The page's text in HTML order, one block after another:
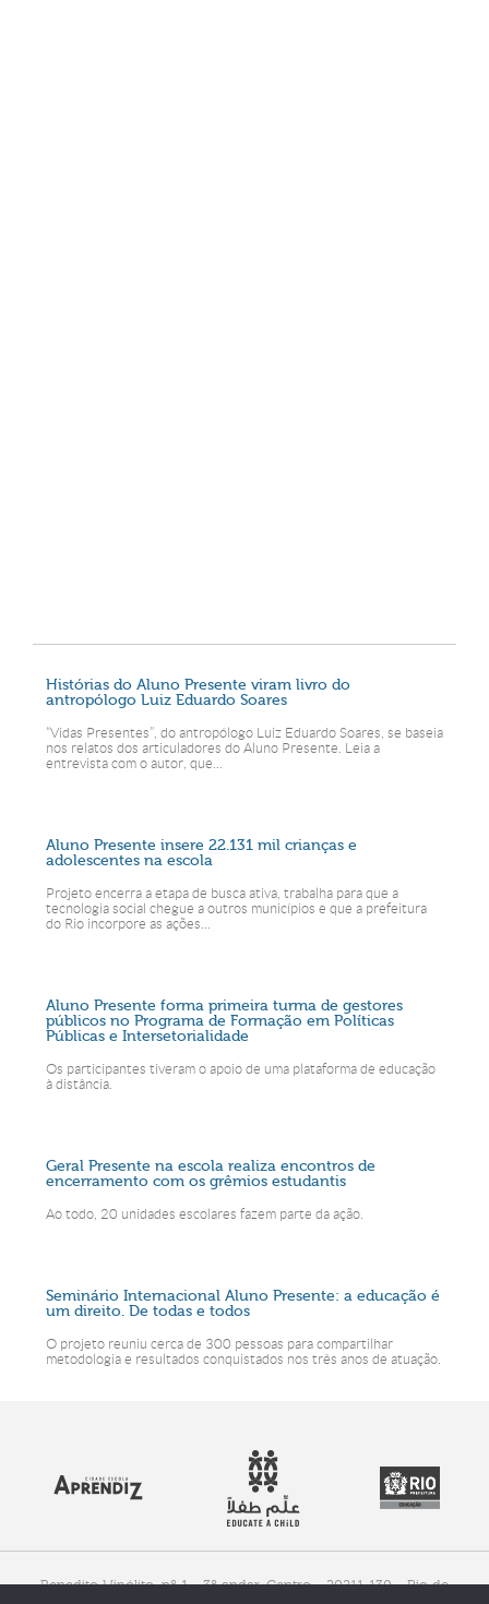
Histórias do Aluno Presente viram livro do
antropólogo Luiz Eduardo Soares
“Vidas Presentes”, do antropólogo Luiz Eduardo Soares, se baseia
nos relatos dos articuladores do Aluno Presente. Leia a
entrevista com o autor, que...
Aluno Presente insere 22.131 mil crianças e
adolescentes na escola
Projeto encerra a etapa de busca ativa, trabalha para que a
tecnologia social chegue a outros municípios e que a prefeitura
do Rio incorpore as ações...
Aluno Presente forma primeira turma de gestores
públicos no Programa de Formação em Políticas
Públicas e Intersetorialidade
Os participantes tiveram o apoio de uma plataforma de educação
à distância.
Geral Presente na escola realiza encontros de
encerramento com os grêmios estudantis
Ao todo, 20 unidades escolares fazem parte da ação.
Seminário Internacional Aluno Presente: a educação é
um direito. De todas e todos
O projeto reuniu cerca de 300 pessoas para compartilhar
metodologia e resultados conquistados nos três anos de atuação.
Benedito Hipólito, nº 1 - 3º andar, Centro - 20211-130 - Rio de